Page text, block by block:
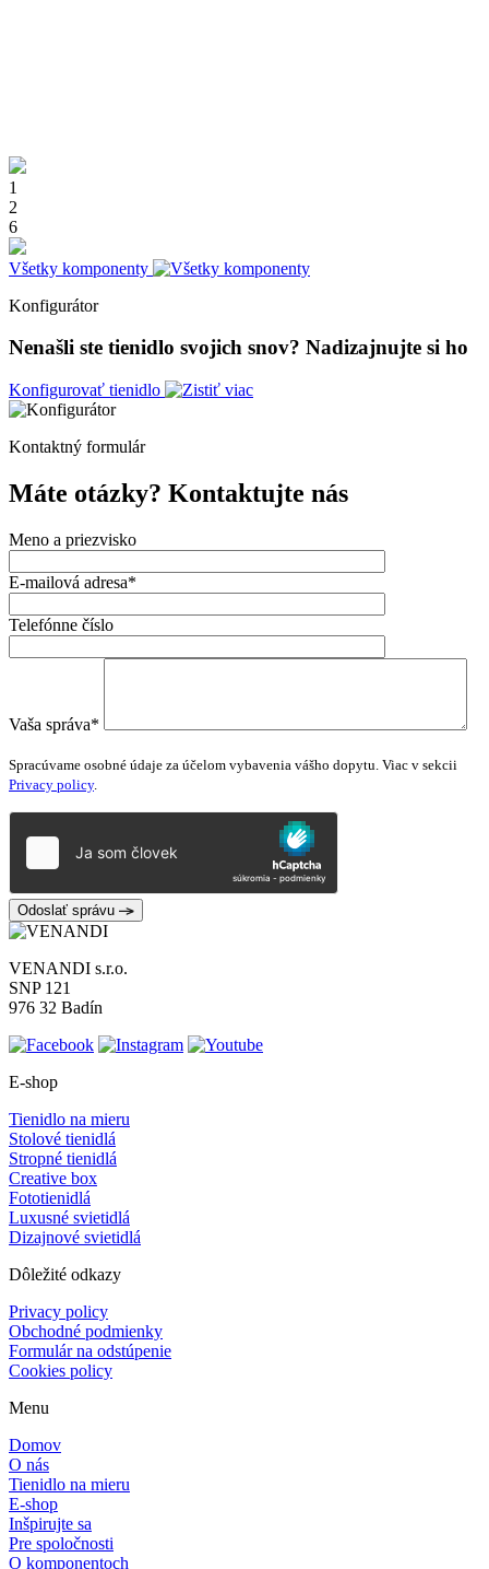
1
2
6
Všetky komponenty
Konfigurátor
Nenašli ste tienidlo svojich snov? Nadizajnujte si ho
Konfigurovať tienidlo
Kontaktný formulár
Máte otázky? Kontaktujte nás
Meno a priezvisko
E-mailová adresa*
Telefónne číslo
Vaša správa*
leave
this
Spracúvame osobné údaje za účelom vybavenia vášho dopytu. Viac v sekcii
Privacy policy.
Odoslať správu
VENANDI s.r.o.
SNP 121
976 32 Badín
E-shop
Tienidlo na mieru
Stolové tienidlá
Stropné tienidlá
Creative box
Fototienidlá
Luxusné svietidlá
Dizajnové svietidlá
Dôležité odkazy
Privacy policy
Obchodné podmienky
Formulár na odstúpenie
Cookies policy
Menu
Domov
O nás
Tienidlo na mieru
E-shop
Inšpirujte sa
Pre spoločnosti
O komponentoch